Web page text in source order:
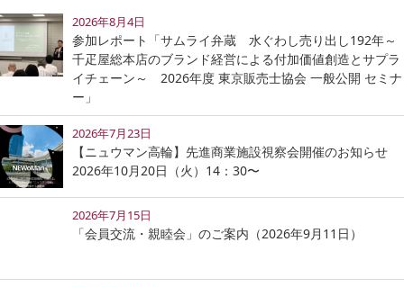
2026年8月4日
参加レポート「サムライ弁蔵 水ぐわし売り出し192年～
千疋屋総本店のブランド経営による付加価値創造とサプラ
イチェーン～ 2026年度 東京販売士協会 一般公開 セミナ
ー」
2026年7月23日
【ニュウマン高輪】先進商業施設視察会開催のお知らせ
2026年10月20日（火）14：30〜
2026年7月15日
「会員交流・親睦会」のご案内（2026年9月11日）